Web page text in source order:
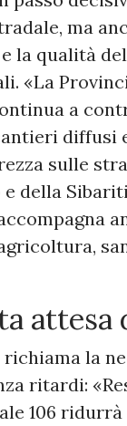
ma
la qualità
«La
a
diffusi
sulle
e della
attesa
la
ritardi:
106